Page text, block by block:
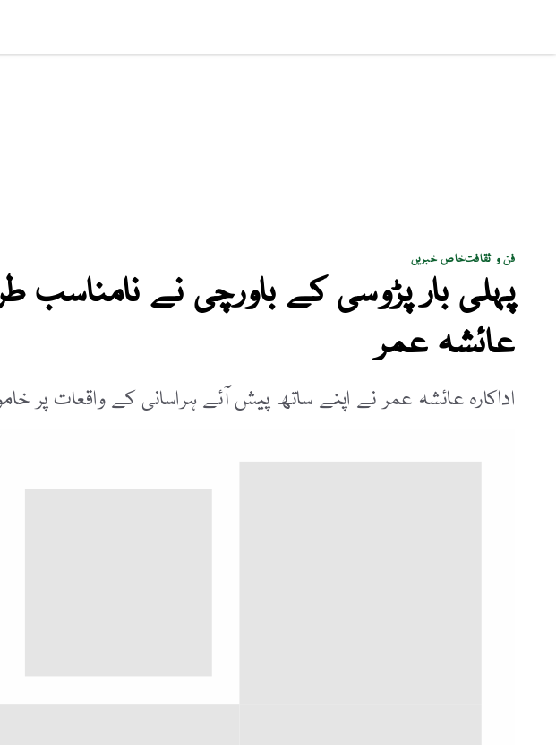
فن و ثقافتخاص خبریں
پہلی بار پڑوسی کے باورچی نے نامناسب
عائشہ عمر
اداکارہ عائشہ عمر نے اپنے ساتھ پیش آئے ہراسانی کے واقعات پر